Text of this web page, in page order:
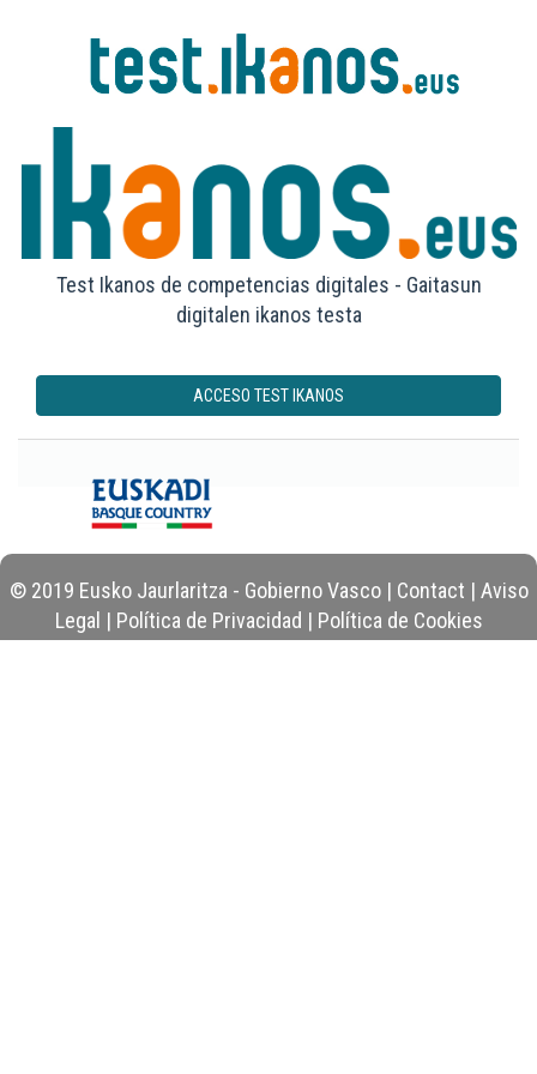
Test Ikanos de competencias digitales - Gaitasun
digitalen ikanos testa
ACCESO TEST IKANOS
© 2019 Eusko Jaurlaritza - Gobierno Vasco | Contact | Aviso
Legal | Política de Privacidad | Política de Cookies